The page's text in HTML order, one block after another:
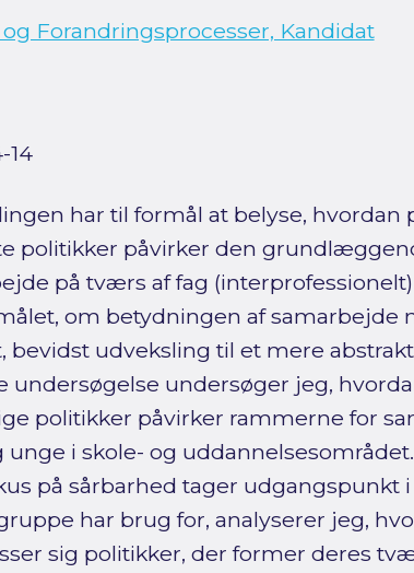
Forandringsprocesser, Kandidat
14
har til formål at belyse, hvordan
politikker påvirker den
på tværs af fag
om betydningen af samarbejde
bevidst udveksling til et mere
undersøgelse undersøger jeg,
politikker påvirker rammerne for
unge i skole- og
på sårbarhed tager udgangspunkt
har brug for, analyserer jeg,
sig politikker, der former deres